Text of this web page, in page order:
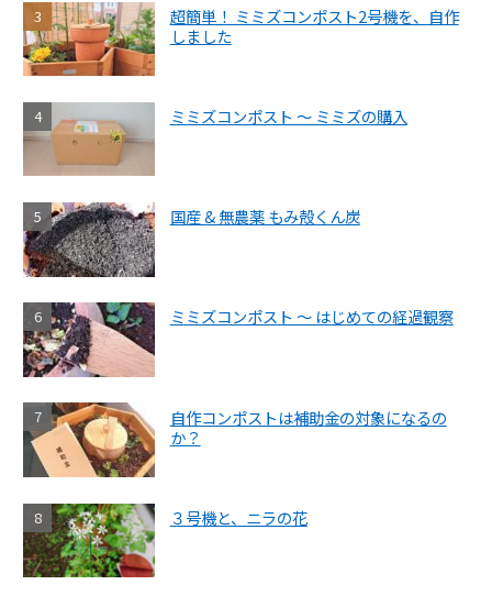
超簡単！ ミミズコンポスト2号機を、自作
しました
ミミズコンポスト ～ ミミズの購入
国産 & 無農薬 もみ殻くん炭
ミミズコンポスト ～ はじめての経過観察
自作コンポストは補助金の対象になるの
か？
３号機と、ニラの花